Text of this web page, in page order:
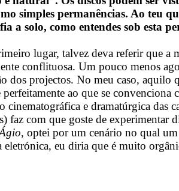
simples permanências. Ao teu
a solo, como entendes sob esta
lugar, talvez deva referir que a
conflituosa. Um pouco menos
dos projectos. No meu caso, aquilo
perfeitamente ao que se
cinematográfica e dramatúrgica das
faz com que goste de experimentar
, optei por um cenário no qual
eletrónica, eu diria que é muito